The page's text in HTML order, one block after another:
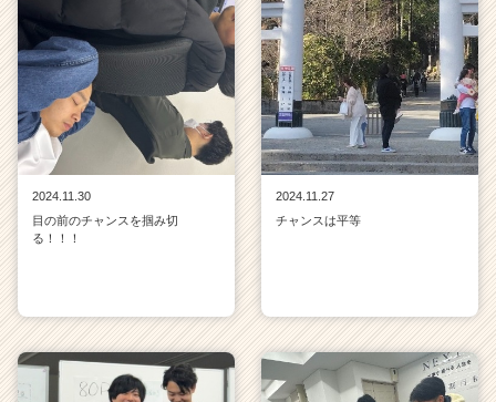
2024.11.30
目の前のチャンスを掴み切
る！！！
2024.11.27
チャンスは平等